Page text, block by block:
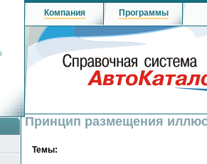
Компания Программы
Принцип размещения
Темы: